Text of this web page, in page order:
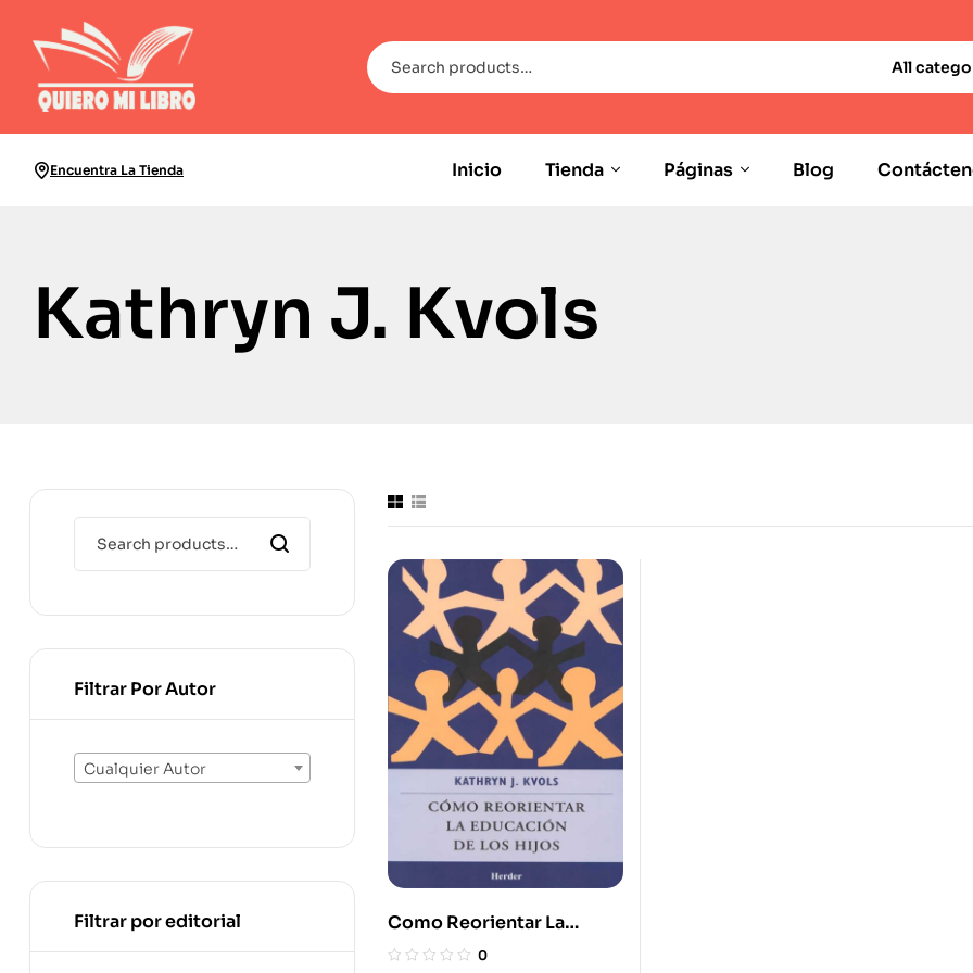
All
Encuentra La Tienda Inicio Tienda Páginas Blog
Kathryn J. Kvols
Como Reorientar La
Educación De Los Hijos
0
Filtrar Por Autor
Cualquier Autor
Filtrar por editorial